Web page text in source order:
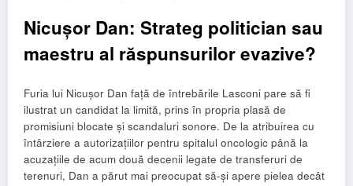
Nicușor Dan: Strateg politician sau
maestru al răspunsurilor evazive?
Furia lui Nicușor Dan față de întrebările Lasconi pare să fi
ilustrat un candidat la limită, prins în propria plasă de
promisiuni blocate și scandaluri sonore. De la atribuirea cu
întârziere a autorizațiilor pentru spitalul oncologic până la
acuzațiile de acum două decenii legate de transferuri de
terenuri, Dan a părut mai preocupat să-și apere pielea decât